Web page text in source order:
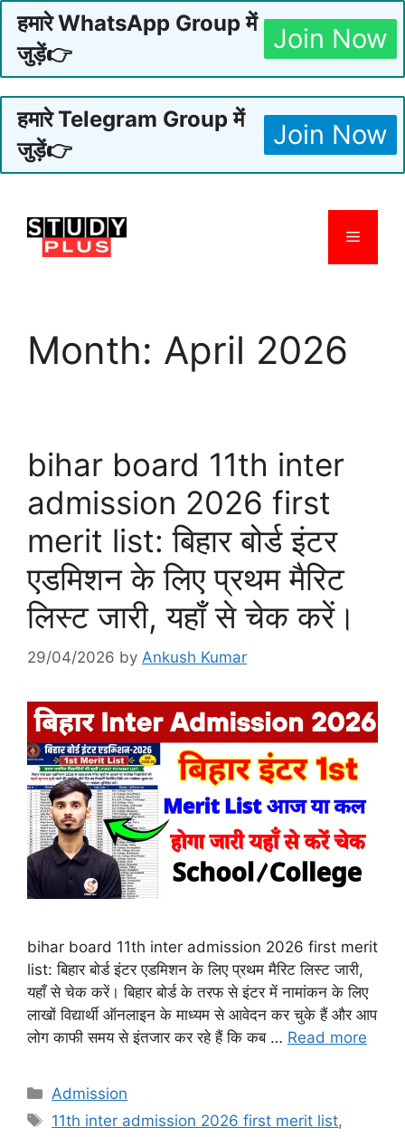
हमारे WhatsApp Group में
जुड़ें👉
Join Now
हमारे Telegram Group में
जुड़ें👉
Join Now
content
Menu
Month: April 2026
bihar board 11th inter
admission 2026 first
merit list: बिहार बोर्ड इंटर
एडमिशन के लिए प्रथम मैरिट
लिस्ट जारी, यहाँ से चेक करें।
29/04/2026 by Ankush Kumar
bihar board 11th inter admission 2026 first merit
list: बिहार बोर्ड इंटर एडमिशन के लिए प्रथम मैरिट लिस्ट जारी,
यहाँ से चेक करें। बिहार बोर्ड के तरफ से इंटर में नामांकन के लिए
लाखों विद्यार्थी ऑनलाइन के माध्यम से आवेदन कर चुके हैं और आप
लोग काफी समय से इंतजार कर रहे हैं कि कब … Read more
Categories
Admission
Tags
11th inter admission 2026 first merit list,